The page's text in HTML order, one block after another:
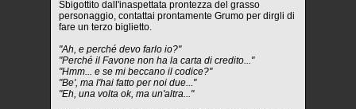
Sbigottito dall'inaspettata prontezza del grasso
personaggio, contattai prontamente Grumo per dirgli di
fare un terzo biglietto.
"Ah, e perché devo farlo io?"
"Perché il Favone non ha la carta di credito..."
"Hmm... e se mi beccano il codice?"
"Be', ma l'hai fatto per noi due..."
"Eh, una volta ok, ma un'altra..."